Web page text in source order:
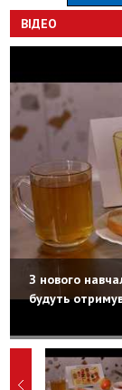
ВІДЕО
З нового
будуть